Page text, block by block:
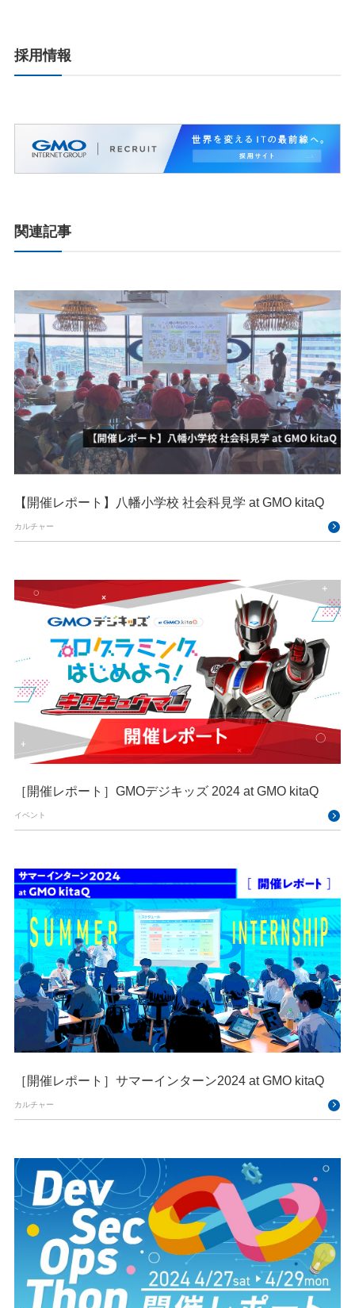
採用情報
関連記事
【開催レポート】八幡小学校 社会科見学 at GMO kitaQ
カルチャー
［開催レポート］GMOデジキッズ 2024 at GMO kitaQ
イベント
［開催レポート］サマーインターン2024 at GMO kitaQ
カルチャー